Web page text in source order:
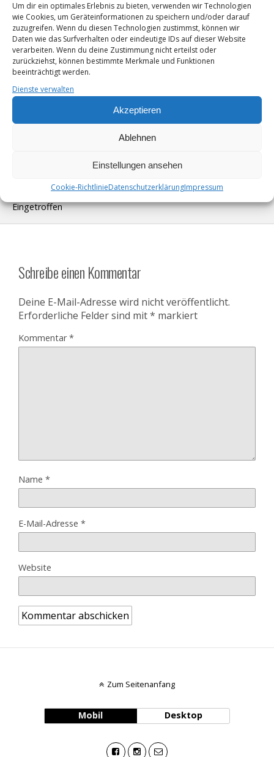
Um dir ein optimales Erlebnis zu bieten, verwenden wir Technologien
wie Cookies, um Geräteinformationen zu speichern und/oder darauf
zuzugreifen. Wenn du diesen Technologien zustimmst, können wir
Daten wie das Surfverhalten oder eindeutige IDs auf dieser Website
verarbeiten. Wenn du deine Zustimmung nicht erteilst oder
zurückziehst, können bestimmte Merkmale und Funktionen
beeinträchtigt werden.
Dienste verwalten
Akzeptieren
Ablehnen
Einstellungen ansehen
Cookie-RichtlinieDatenschutzerklärungImpressum
Hier finden Sie auchfremdsprachliche Informationen
zur Corona-Impfung.
Aktuelle Informationen zu Corona in Offenbach finden
Sie auf der Webseite der Stadt unter
Corona in der Stadt Offenbach
(kho) Stand: 22.04.2021
Vorheriger Beitrag
Die Neuen
Solidaritätsbären Sind
Eingetroffen
Aktionskongress Gegen
Schreibe einen Kommentar
Deine E-Mail-Adresse wird nicht veröffentlicht.
Erforderliche Felder sind mit* markiert
Kommentar*
Name *
E-Mail-Adresse *
Website
Zum Seitenanfang
Mobil Desktop